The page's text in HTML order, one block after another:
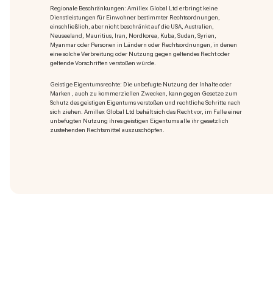
Regionale Beschränkungen: Amillex Global Ltd erbringt keine
Dienstleistungen für Einwohner bestimmter Rechtsordnungen,
einschließlich, aber nicht beschränkt auf die USA, Australien,
Neuseeland, Mauritius, Iran, Nordkorea, Kuba, Sudan, Syrien,
Myanmar oder Personen in Ländern oder Rechtsordnungen, in denen
eine solche Verbreitung oder Nutzung gegen geltendes Recht oder
geltende Vorschriften verstoßen würde.
Geistige Eigentumsrechte: Die unbefugte Nutzung der Inhalte oder
Marken , auch zu kommerziellen Zwecken, kann gegen Gesetze zum
Schutz des geistigen Eigentums verstoßen und rechtliche Schritte nach
sich ziehen. Amillex Global Ltd behält sich das Recht vor, im Falle einer
unbefugten Nutzung ihres geistigen Eigentums alle ihr gesetzlich
zustehenden Rechtsmittel auszuschöpfen.